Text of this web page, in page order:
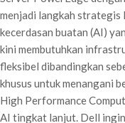
menjadi langkah strategis
kecerdasan buatan (AI)
kini membutuhkan
fleksibel dibandingkan
khusus untuk menangani
High Performance
AI tingkat lanjut. Dell ingin